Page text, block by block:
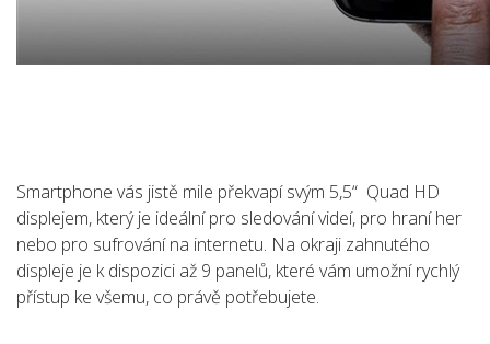
Smartphone vás jistě mile překvapí svým 5,5“ Quad HD
displejem, který je ideální pro sledování videí, pro hraní her
nebo pro sufrování na internetu. Na okraji zahnutého
displeje je k dispozici až 9 panelů, které vám umožní rychlý
přístup ke všemu, co právě potřebujete.